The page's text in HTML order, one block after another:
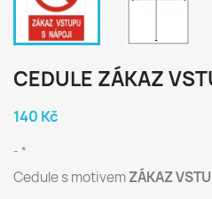
CEDULE ZÁKAZ
140 Kč
*
Cedule s motivemZÁKAZ